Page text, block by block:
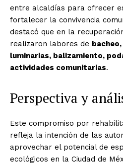
entre alcaldías para ofrecer
fortalecer la convivencia
destacó que en la
realizaron labores de
luminarias, balizamiento,
actividades comunitarias.
Perspectiva y
Este compromiso por
refleja la intención de las
aprovechar el potencial de
ecológicos en la Ciudad de